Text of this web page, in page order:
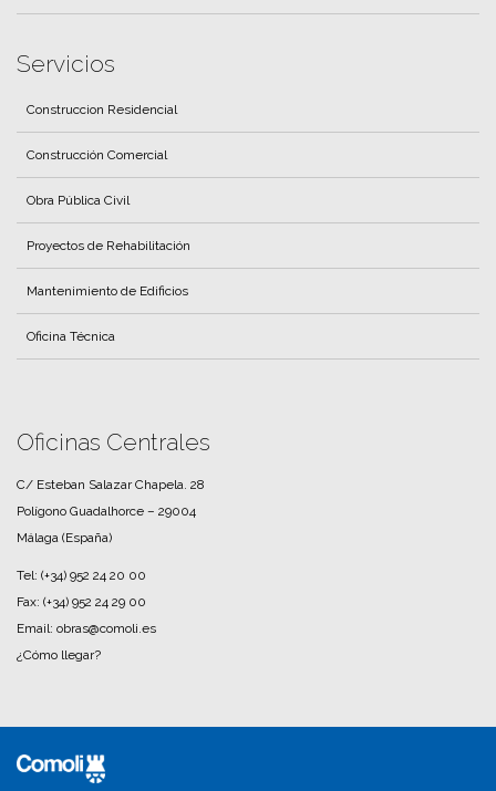
Política de Calidad
Construccion Residencial
Construcción Comercial
Obra Pública Civil
Proyectos de Rehabilitación
Mantenimiento de Edificios
Oficina Técnica
C/ Esteban Salazar Chapela. 28
Polígono Guadalhorce – 29004
Tel: (+34) 952 24 20 00
Fax:(+34) 952 24 29 00
Email: obras@comoli.es